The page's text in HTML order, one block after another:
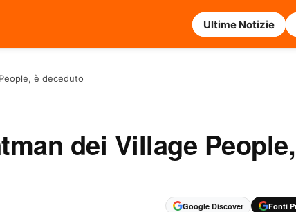
Ultime Notizie
è deceduto
dei Village
Google Discover Fonti